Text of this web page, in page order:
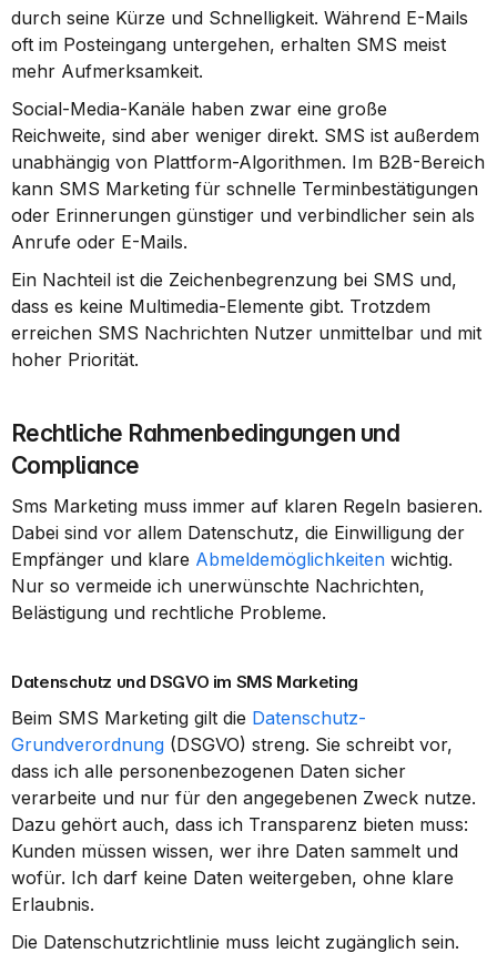
durch seine Kürze und Schnelligkeit. Während E-Mails
oft im Posteingang untergehen, erhalten SMS meist
mehr Aufmerksamkeit.
Social-Media-Kanäle haben zwar eine große
Reichweite, sind aber weniger direkt. SMS ist außerdem
unabhängig von Plattform-Algorithmen. Im B2B-Bereich
kann SMS Marketing für schnelle Terminbestätigungen
oder Erinnerungen günstiger und verbindlicher sein als
Anrufe oder E-Mails.
Ein Nachteil ist die Zeichenbegrenzung bei SMS und,
dass es keine Multimedia-Elemente gibt. Trotzdem
erreichen SMS Nachrichten Nutzer unmittelbar und mit
hoher Priorität.
Rechtliche Rahmenbedingungen und
Compliance
Sms Marketing muss immer auf klaren Regeln basieren.
Dabei sind vor allem Datenschutz, die Einwilligung der
Empfänger und klare Abmeldemöglichkeiten wichtig.
Nur so vermeide ich unerwünschte Nachrichten,
Belästigung und rechtliche Probleme.
Datenschutz und DSGVO im SMS Marketing
Beim SMS Marketing gilt die Datenschutz-
Grundverordnung (DSGVO) streng. Sie schreibt vor,
dass ich alle personenbezogenen Daten sicher
verarbeite und nur für den angegebenen Zweck nutze.
Dazu gehört auch, dass ich Transparenz bieten muss:
Kunden müssen wissen, wer ihre Daten sammelt und
wofür. Ich darf keine Daten weitergeben, ohne klare
Erlaubnis.
Die Datenschutzrichtlinie muss leicht zugänglich sein.